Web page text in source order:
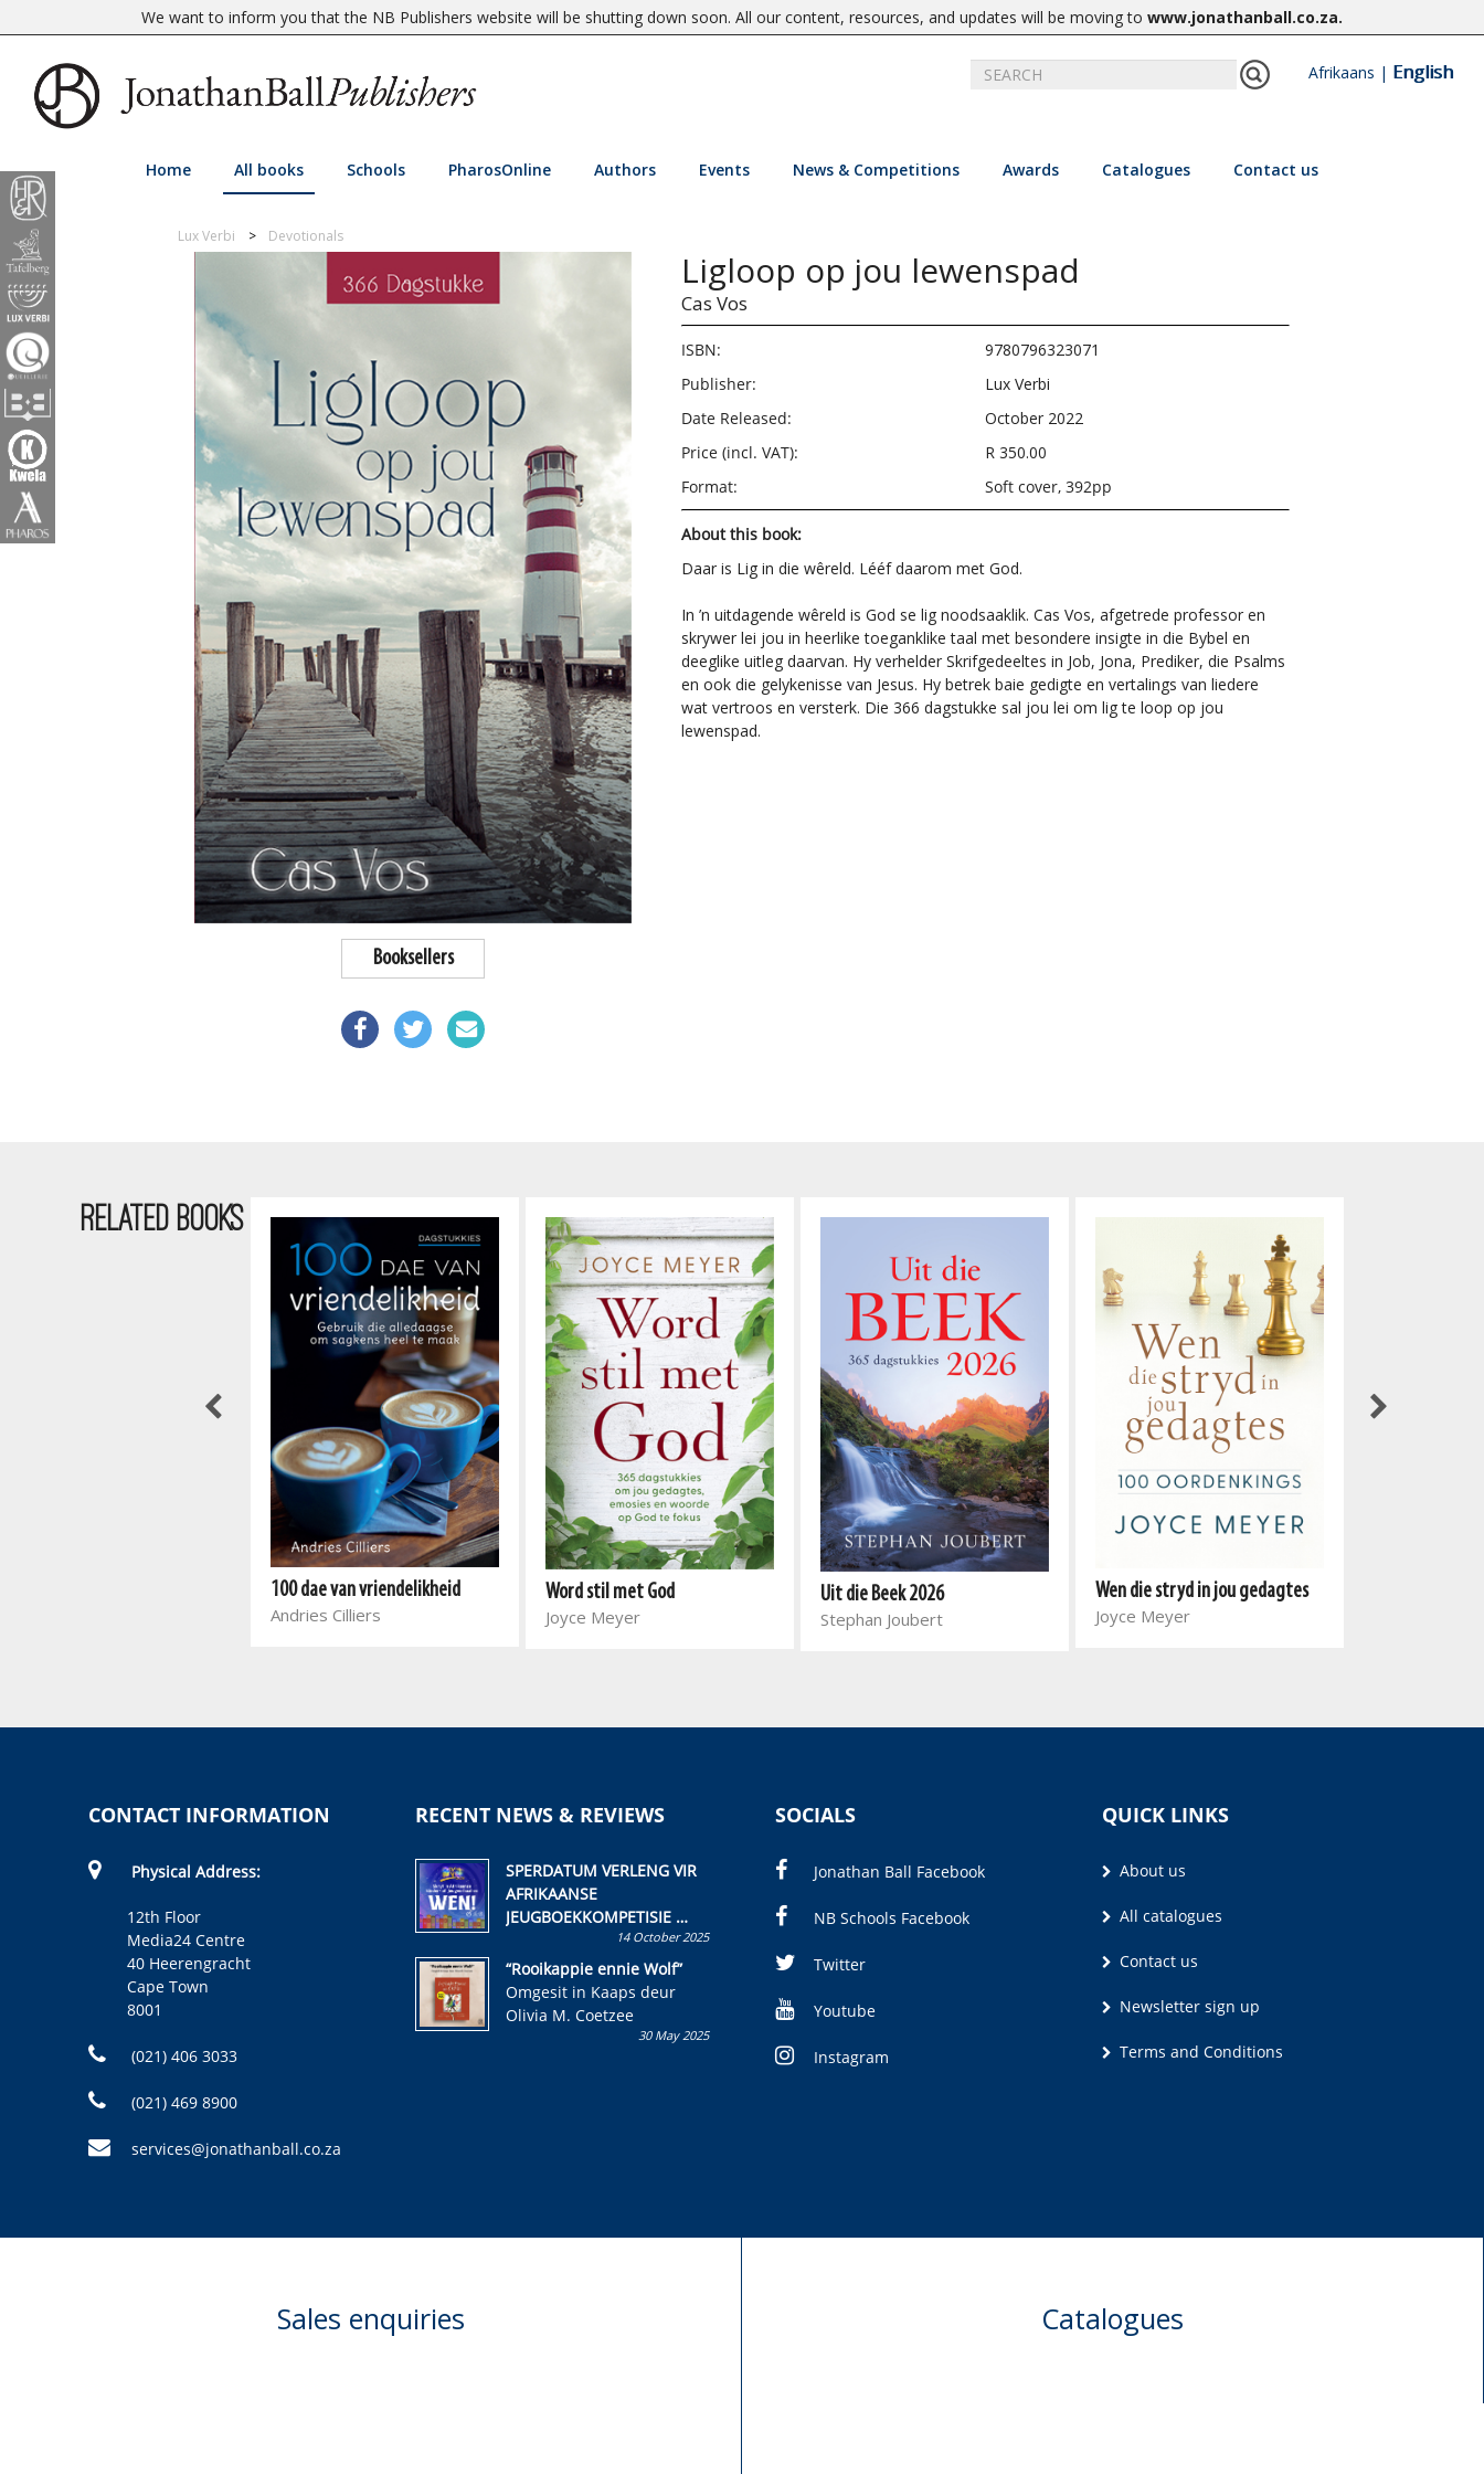
We want to inform you that the NB Publishers website will be shutting down soon. All our content, resources, and updates will be moving to www.jonathanball.co.za.
Afrikaans | English
Home All books Schools PharosOnline Authors Events News & Competitions Awards Catalogues Contact us
Lux Verbi Devotionals
Booksellers
Ligloop op jou lewenspad
Cas Vos
ISBN:
9780796323071
Publisher:
Lux Verbi
Date Released:
October 2022
Price (incl. VAT):
R 350.00
Format:
Soft cover, 392pp
About this book:
Daar is Lig in die wêreld. Lééf daarom met God.
In ’n uitdagende wêreld is God se lig noodsaaklik. Cas Vos, afgetrede professor en
skrywer lei jou in heerlike toeganklike taal met besondere insigte in die Bybel en
deeglike uitleg daarvan. Hy verhelder Skrifgedeeltes in Job, Jona, Prediker, die Psalms
en ook die gelykenisse van Jesus. Hy betrek baie gedigte en vertalings van liedere
wat vertroos en versterk. Die 366 dagstukke sal jou lei om lig te loop op jou
lewenspad.
RELATED BOOKS
100 dae van vriendelikheid
Andries Cilliers
Word stil met God
Joyce Meyer
Uit die Beek 2026
Stephan Joubert
Wen die stryd in jou gedagtes
Joyce Meyer
CONTACT INFORMATION
Physical Address:
12th Floor
Media24 Centre
40 Heerengracht
Cape Town
8001
(021) 406 3033
(021) 469 8900
services@jonathanball.co.za
RECENT NEWS & REVIEWS
SPERDATUM VERLENG VIR
AFRIKAANSE
JEUGBOEKKOMPETISIE
Skryf ’n jeugboek of
kinderboek en staan ’n
kans om R50 000 te wen!
14 October 2025
“Rooikappie ennie Wolf”
Omgesit in Kaaps deur
Olivia M. Coetzee
30 May 2025
SOCIALS
Jonathan Ball Facebook
NB Schools Facebook
Twitter
Youtube
Instagram
QUICK LINKS
About us
All catalogues
Contact us
Newsletter sign up
Terms and Conditions
Sales enquiries Catalogues